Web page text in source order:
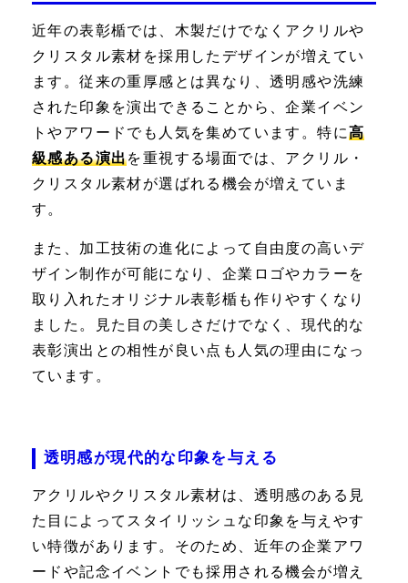
近年の表彰楯では、木製だけでなくアクリルや
クリスタル素材を採用したデザインが増えてい
ます。従来の重厚感とは異なり、透明感や洗練
された印象を演出できることから、企業イベン
トやアワードでも人気を集めています。特に高
級感ある演出を重視する場面では、アクリル・
クリスタル素材が選ばれる機会が増えていま
す。
また、加工技術の進化によって自由度の高いデ
ザイン制作が可能になり、企業ロゴやカラーを
取り入れたオリジナル表彰楯も作りやすくなり
ました。見た目の美しさだけでなく、現代的な
表彰演出との相性が良い点も人気の理由になっ
ています。
透明感が現代的な印象を与える
アクリルやクリスタル素材は、透明感のある見
た目によってスタイリッシュな印象を与えやす
い特徴があります。そのため、近年の企業アワ
ードや記念イベントでも採用される機会が増え